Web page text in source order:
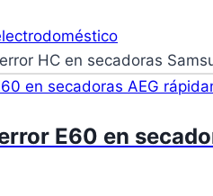
HC en secadoras
E60 en